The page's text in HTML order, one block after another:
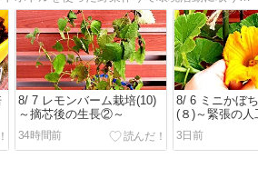
8/ 7 レモンバーム栽培(10)
～摘芯後の生長②～
34時間前
8/ 6 ミニかぼ
(８)～緊張の人
3日前